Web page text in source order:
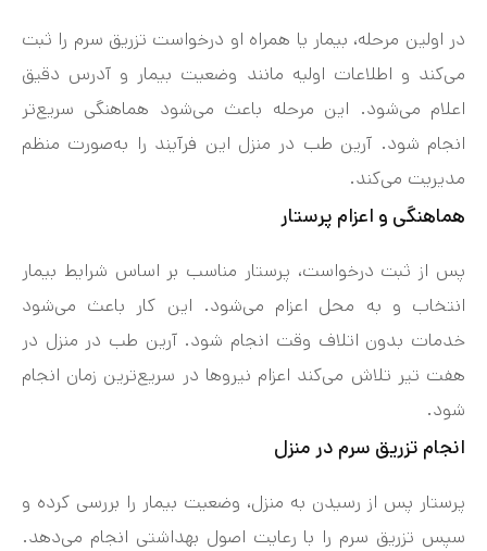
در اولین مرحله، بیمار یا همراه او درخواست تزریق سرم را ثبت
می‌کند و اطلاعات اولیه مانند وضعیت بیمار و آدرس دقیق
اعلام می‌شود. این مرحله باعث می‌شود هماهنگی سریع‌تر
انجام شود. آرین طب در منزل این فرآیند را به‌صورت منظم
مدیریت می‌کند.
هماهنگی و اعزام پرستار
پس از ثبت درخواست، پرستار مناسب بر اساس شرایط بیمار
انتخاب و به محل اعزام می‌شود. این کار باعث می‌شود
خدمات بدون اتلاف وقت انجام شود. آرین طب در منزل در
هفت‌ تیر تلاش می‌کند اعزام نیروها در سریع‌ترین زمان انجام
شود.
انجام تزریق سرم در منزل
پرستار پس از رسیدن به منزل، وضعیت بیمار را بررسی کرده و
سپس تزریق سرم را با رعایت اصول بهداشتی انجام می‌دهد.